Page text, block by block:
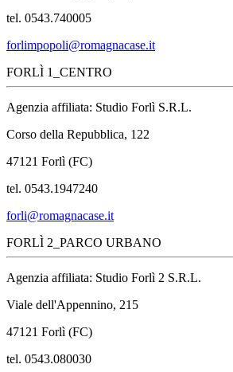
tel. 0543.740005
forlimpopoli@romagnacase.it
FORLÌ 1_CENTRO
Agenzia affiliata: Studio Forlì S.R.L.
Corso della Repubblica, 122
47121 Forlì (FC)
tel. 0543.1947240
forli@romagnacase.it
FORLÌ 2_PARCO URBANO
Agenzia affiliata: Studio Forlì 2 S.R.L.
Viale dell'Appennino, 215
47121 Forlì (FC)
tel. 0543.080030